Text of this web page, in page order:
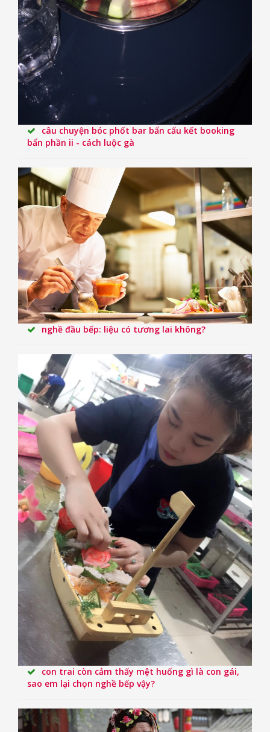
câu chuyện bóc phốt bar bẩn cấu kết booking
bẩn phần ii - cách luộc gà
nghề đầu bếp: liệu có tương lai không?
con trai còn cảm thấy mệt huống gì là con gái,
sao em lại chọn nghề bếp vậy?